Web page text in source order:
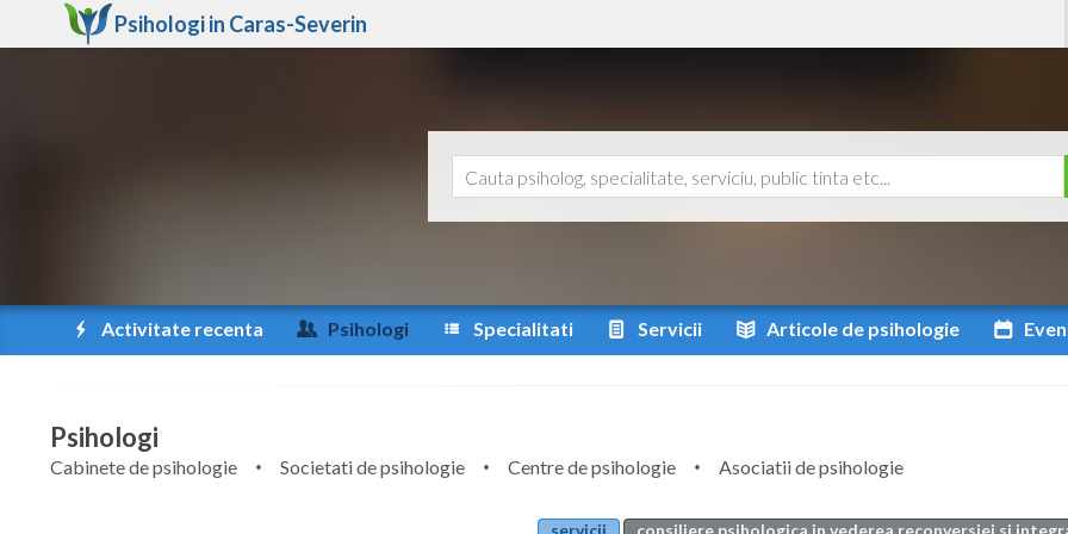
Psihologi in Caras-Severin
Activitate recenta Psihologi Specialitati Servicii Articole de psihologie
Psihologi
Cabinete de psihologie Societati de psihologie Centre de psihologie
Asociatii de psihologie
servicii
consiliere psihologica in vederea reconversiei si